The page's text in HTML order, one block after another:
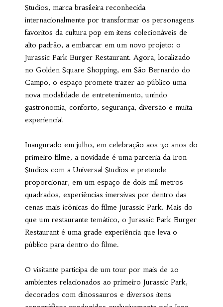
Studios, marca brasileira reconhecida
internacionalmente por transformar os personagens
favoritos da cultura pop em itens colecionáveis de
alto padrão, a embarcar em um novo projeto: o
Jurassic Park Burger Restaurant. Agora, localizado
no Golden Square Shopping, em São Bernardo do
Campo, o espaço promete trazer ao público uma
nova modalidade de entretenimento, unindo
gastronomia, conforto, segurança, diversão e muita
experiencia!
Inaugurado em julho, em celebração aos 30 anos do
primeiro filme, a novidade é uma parceria da Iron
Studios com a Universal Studios e pretende
proporcionar, em um espaço de dois mil metros
quadrados, experiências imersivas por dentro das
cenas mais icônicas do filme Jurassic Park. Mais do
que um restaurante temático, o Jurassic Park Burger
Restaurant é uma grade experiência que leva o
público para dentro do filme.
O visitante participa de um tour por mais de 20
ambientes relacionados ao primeiro Jurassic Park,
decorados com dinossauros e diversos itens